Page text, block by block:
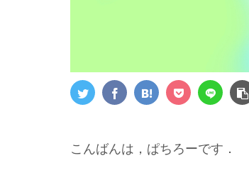
こんばんは，ぱちろーです．